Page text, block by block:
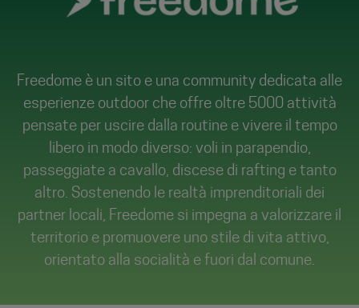
Freedome è un sito e una community dedicata alle
esperienze outdoor che offre oltre 5000 attività
pensate per uscire dalla routine e vivere il tempo
libero in modo diverso: voli in parapendio,
passeggiate a cavallo, discese di rafting e tanto
altro. Sostenendo le realtà imprenditoriali dei
partner locali, Freedome si impegna a valorizzare il
territorio e promuovere uno stile di vita attivo,
orientato alla socialità e fuori dal comune.